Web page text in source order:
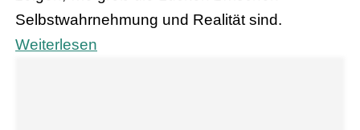
Selbstwahrnehmung und Realität sind.
Weiterlesen